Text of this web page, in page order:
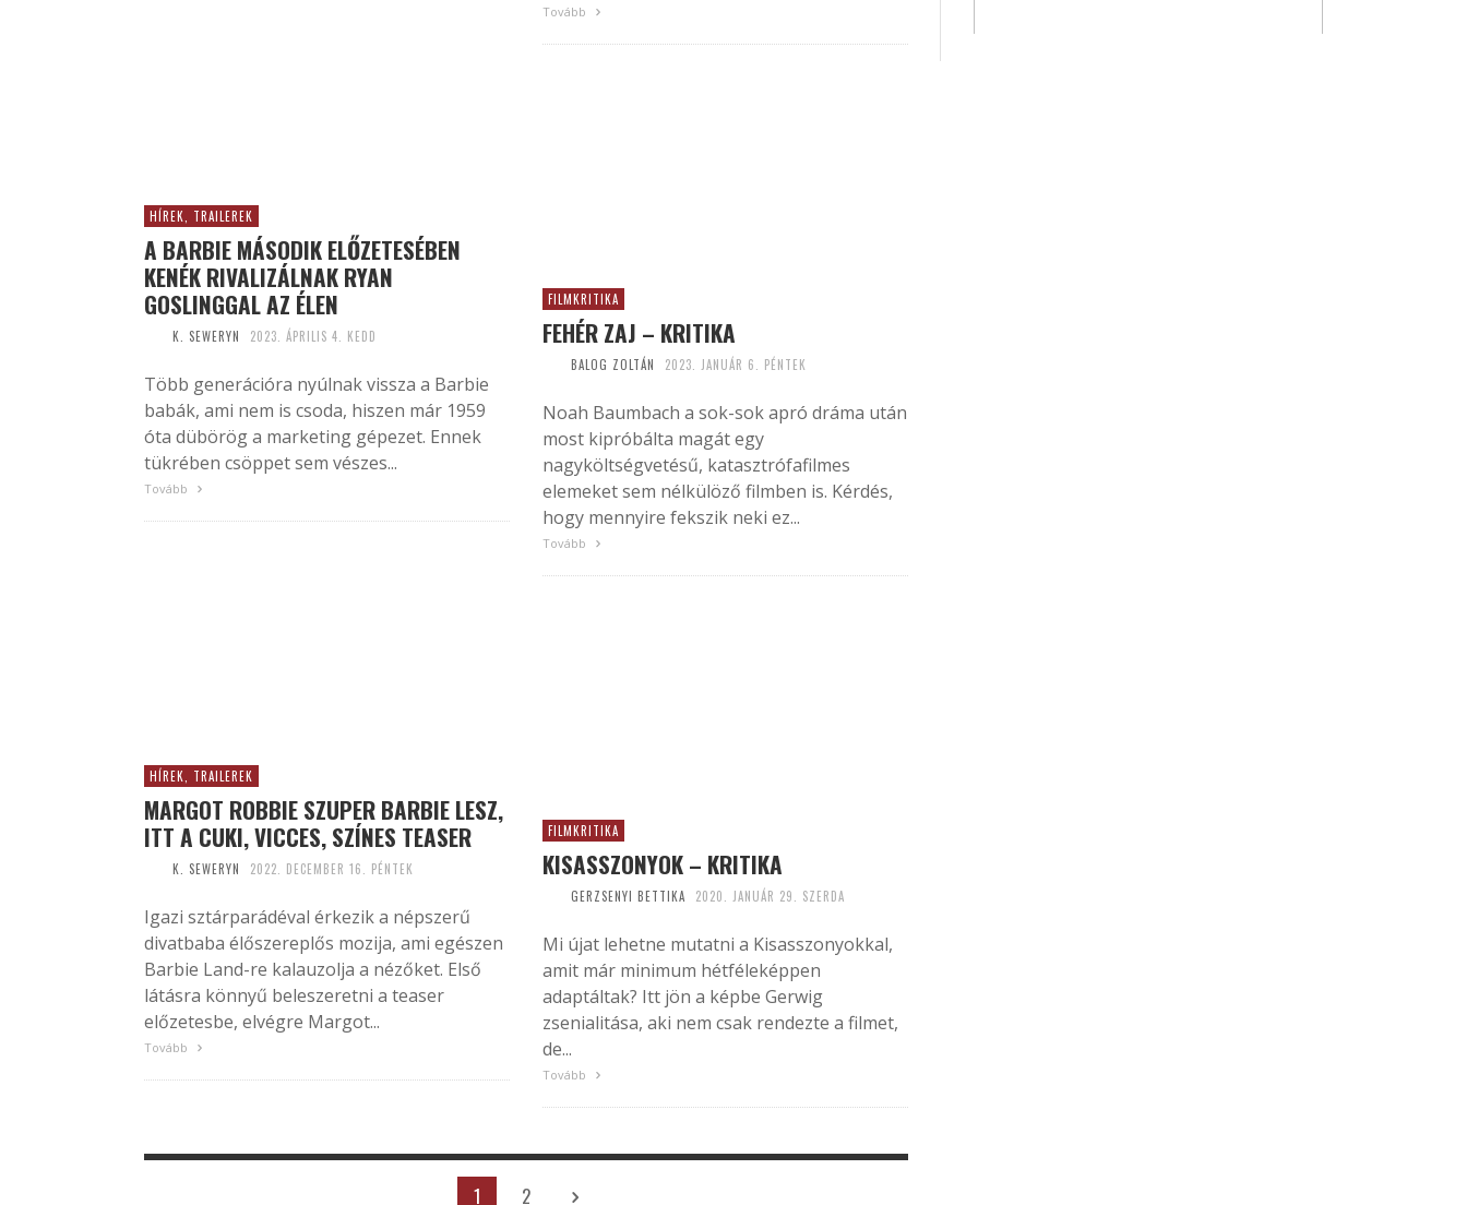
Tovább
HÍREK, TRAILEREK
A BARBIE MÁSODIK ELŐZETESÉBEN
KENÉK RIVALIZÁLNAK RYAN
GOSLINGGAL AZ ÉLEN
K. SEWERYN 2023. ÁPRILIS 4. KEDD
Több generációra nyúlnak vissza a Barbie
babák, ami nem is csoda, hiszen már 1959
óta dübörög a marketing gépezet. Ennek
tükrében csöppet sem vészes...
Tovább
FILMKRITIKA
FEHÉR ZAJ – KRITIKA
BALOG ZOLTÁN 2023. JANUÁR 6. PÉNTEK
Noah Baumbach a sok-sok apró dráma után
most kipróbálta magát egy
nagyköltségvetésű, katasztrófafilmes
elemeket sem nélkülöző filmben is. Kérdés,
hogy mennyire fekszik neki ez...
Tovább
HÍREK, TRAILEREK
MARGOT ROBBIE SZUPER BARBIE LESZ,
ITT A CUKI, VICCES, SZÍNES TEASER
K. SEWERYN 2022. DECEMBER 16. PÉNTEK
Igazi sztárparádéval érkezik a népszerű
divatbaba élőszereplős mozija, ami egészen
Barbie Land-re kalauzolja a nézőket. Első
látásra könnyű beleszeretni a teaser
előzetesbe, elvégre Margot...
Tovább
FILMKRITIKA
KISASSZONYOK – KRITIKA
GERZSENYI BETTIKA 2020. JANUÁR 29. SZERDA
Mi újat lehetne mutatni a Kisasszonyokkal,
amit már minimum hétféleképpen
adaptáltak? Itt jön a képbe Gerwig
zsenialitása, aki nem csak rendezte a filmet,
de...
Tovább
1 2